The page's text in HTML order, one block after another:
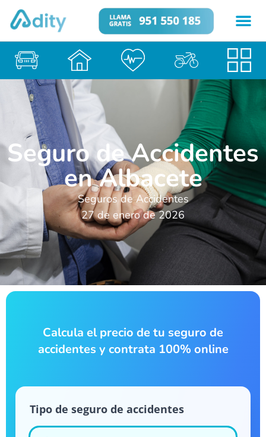
Seguro de Accidentes
en Albacete
Seguros de Accidentes
27 de enero de 2026
Calcula el precio de tu seguro de
accidentes y contrata 100% online
Tipo de seguro de accidentes